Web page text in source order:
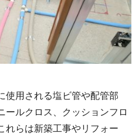
使用される塩ビ管や配管部
ールクロス、クッションフロ
れらは新築工事やリフォー